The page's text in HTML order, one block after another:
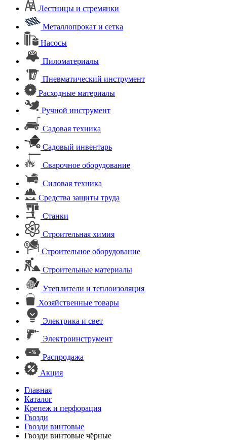
Лестницы и стремянки
Металлопрокат и сетка
Насосы
Пиломатериалы
Пневматический инструмент
Расходные материалы
Ручной инструмент
Садовая техника
Садовый инвентарь
Сварочное оборудование
Силовая техника
Средства защиты труда
Станки
Строительная химия
Строительное оборудование
Строительные материалы
Утеплители и теплоизоляция
Хозяйственные товары
Электрика и свет
Электроинструмент
Распродажа
Акция
Главная
Каталог
Крепеж и перфорация
Гвозди
Гвозди винтовые
Гвозди винтовые чёрные